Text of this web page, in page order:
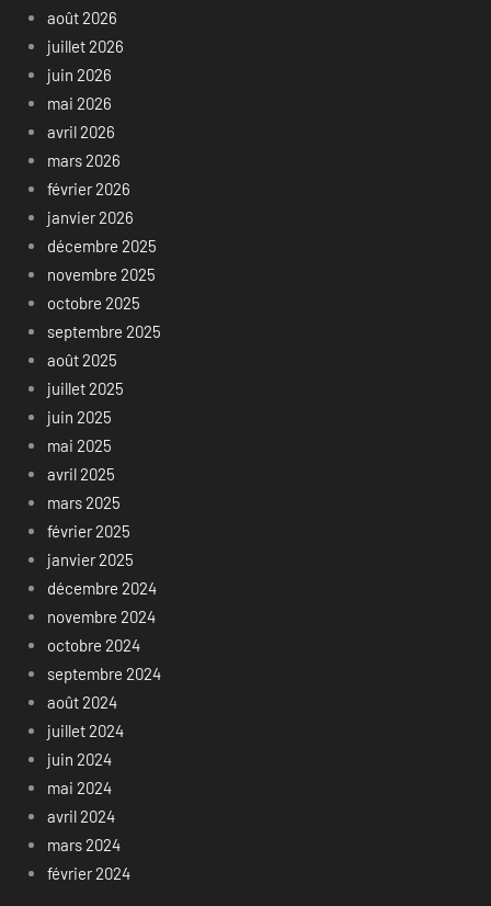
août 2026
juillet 2026
juin 2026
mai 2026
avril 2026
mars 2026
février 2026
janvier 2026
décembre 2025
novembre 2025
octobre 2025
septembre 2025
août 2025
juillet 2025
juin 2025
mai 2025
avril 2025
mars 2025
février 2025
janvier 2025
décembre 2024
novembre 2024
octobre 2024
septembre 2024
août 2024
juillet 2024
juin 2024
mai 2024
avril 2024
mars 2024
février 2024